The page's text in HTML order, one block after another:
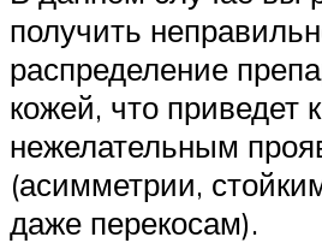
получить
распределение
кожей, что приведет к
нежелательным
(асимметрии,
даже перекосам).